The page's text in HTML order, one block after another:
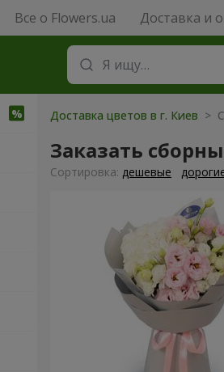
Все о Flowers.ua Доставка и
Доставка цветов в г. Киев >
Заказать
Cортировка: дешевые